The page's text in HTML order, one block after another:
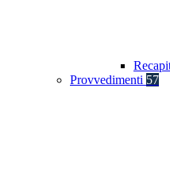
Provvedimenti 57